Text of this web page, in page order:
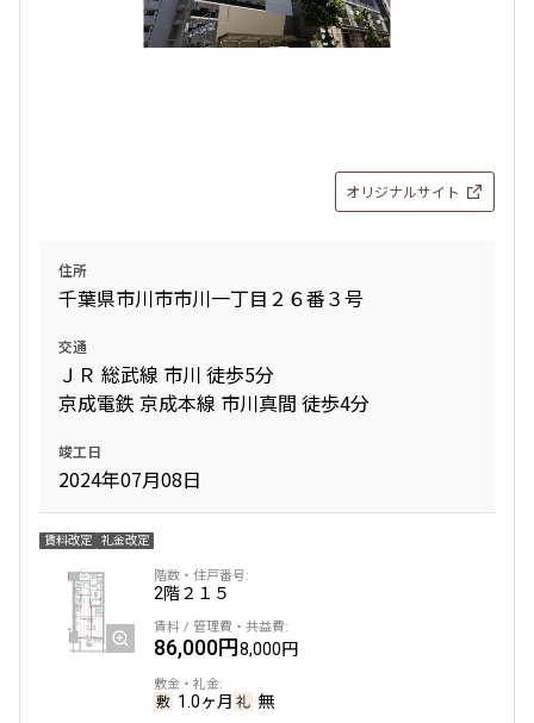
〜
間取り
1R〜1K
1DK〜1LDK
2LDK
4LDK〜
築年数
指定なし
新築
1年以内
3年以内
20年以内
オリジナルサイト
住所
千葉県市川市市川一丁目２６番３号
交通
ＪＲ 総武線 市川 徒歩5分
京成電鉄 京成本線 市川真間 徒歩4分
竣工日
2024年07月08日
賃料改定 礼金改定
2階２１５
86,000円8,000円
1.0ヶ月 無